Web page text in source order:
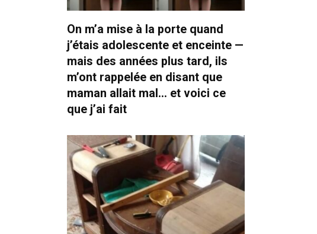
On m’a mise à la porte quand
j’étais adolescente et enceinte —
mais des années plus tard, ils
m’ont rappelée en disant que
maman allait mal… et voici ce
que j’ai fait